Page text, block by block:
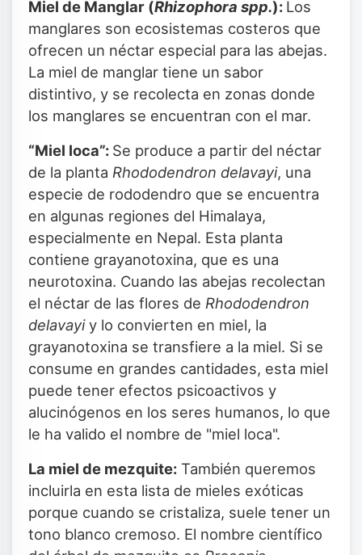
Miel de Manglar (Rhizophora spp.): Los
manglares son ecosistemas costeros que
ofrecen un néctar especial para las abejas.
La miel de manglar tiene un sabor
distintivo, y se recolecta en zonas donde
los manglares se encuentran con el mar.
“Miel loca”: Se produce a partir del néctar
de la planta Rhododendron delavayi, una
especie de rododendro que se encuentra
en algunas regiones del Himalaya,
especialmente en Nepal. Esta planta
contiene grayanotoxina, que es una
neurotoxina. Cuando las abejas recolectan
el néctar de las flores de Rhododendron
delavayiy lo convierten en miel, la
grayanotoxina se transfiere a la miel. Si se
consume en grandes cantidades, esta miel
puede tener efectos psicoactivos y
alucinógenos en los seres humanos, lo que
le ha valido el nombre de "miel loca".
La miel de mezquite: También queremos
incluirla en esta lista de mieles exóticas
porque cuando se cristaliza, suele tener un
tono blanco cremoso. El nombre científico